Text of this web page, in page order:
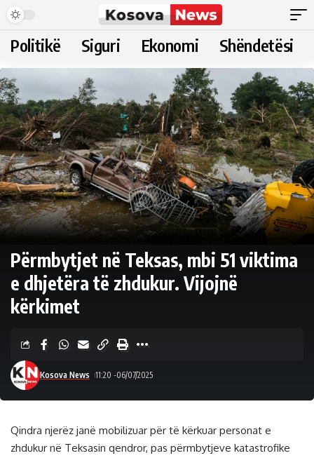
Politikë Siguri Ekonomi Shëndetësi
Përmbytjet në Teksas, mbi 51 viktima
e dhjetëra të zhdukur. Vijojnë
kërkimet
Kosova News 11:20 -06/07/2025
Qindra njerëz janë mobilizuar për të kërkuar personat e
zhdukur në Teksasin qendror, pas përmbytjeve katastrofike